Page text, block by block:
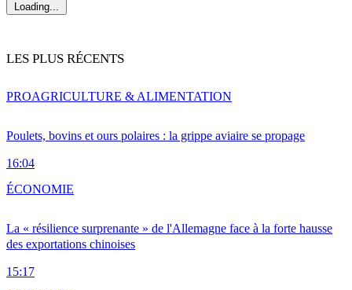
Loading...
LES PLUS RÉCENTS
Poulets, bovins et ours polaires : la grippe aviaire se propage
16:04
PROAGRICULTURE & ALIMENTATION
La « résilience surprenante » de l'Allemagne face à la forte hausse
des exportations chinoises
15:17
ÉCONOMIE